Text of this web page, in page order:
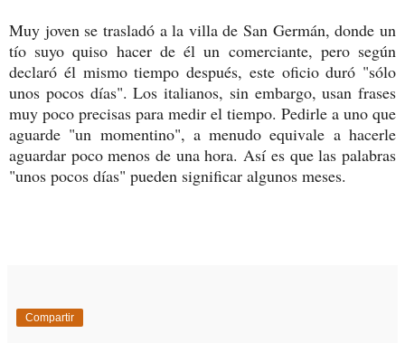
Muy joven se trasladó a la villa de San Germán, donde un
tío suyo quiso hacer de él un comerciante, pero según
declaró él mismo tiempo después, este oficio duró "sólo
unos pocos días". Los italianos, sin embargo, usan frases
muy poco precisas para medir el tiempo. Pedirle a uno que
aguarde "un momentino", a menudo equivale a hacerle
aguardar poco menos de una hora. Así es que las palabras
"unos pocos días" pueden significar algunos meses.
Compartir